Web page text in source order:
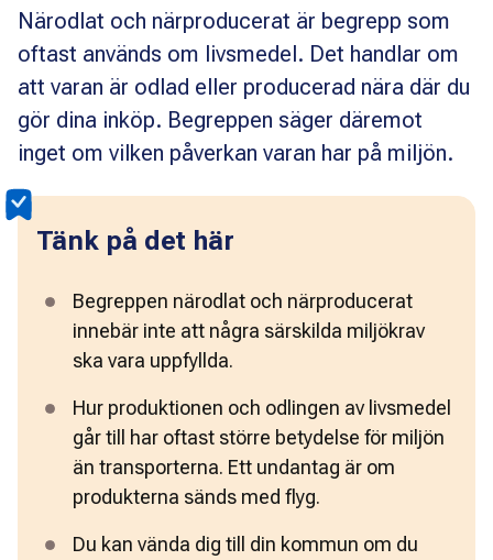
Närodlat och närproducerat är begrepp som
oftast används om livsmedel. Det handlar om
att varan är odlad eller producerad nära där du
gör dina inköp. Begreppen säger däremot
inget om vilken påverkan varan har på miljön.
Tänk på det här
Begreppen närodlat och närproducerat
innebär inte att några särskilda miljökrav
ska vara uppfyllda.
Hur produktionen och odlingen av livsmedel
går till har oftast större betydelse för miljön
än transporterna. Ett undantag är om
produkterna sänds med flyg.
Du kan vända dig till din kommun om du